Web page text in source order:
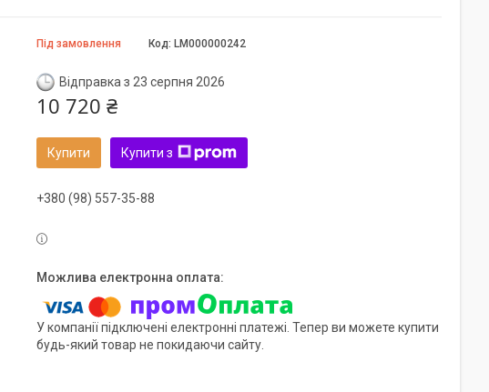
Під замовлення Код: LM000000242
Відправка з 23 серпня 2026
10 720 ₴
Купити Купити з
+380 (98) 557-35-88
У компанії підключені електронні платежі. Тепер ви можете купити
будь-який товар не покидаючи сайту.